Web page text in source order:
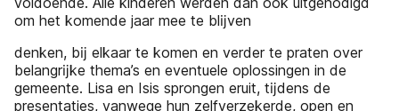
om het komende jaar mee te blĳven
denken, bĳ elkaar te komen en verder te praten over
belangrĳke thema’s en eventuele oplossingen in de
gemeente. Lisa en Isis sprongen eruit, tĳdens de
presentaties, vanwege hun zelfverzekerde, open en